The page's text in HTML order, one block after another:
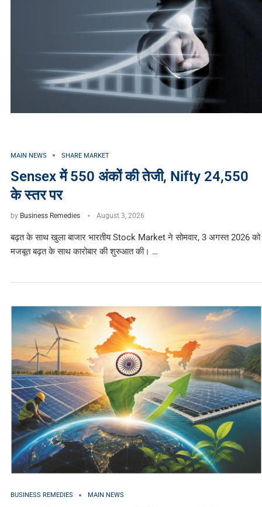
MAIN NEWS SHARE MARKET
Sensex में 550 अंकों की तेजी, Nifty 24,550
के स्तर पर
by Business Remedies August 3, 2026
बढ़त के साथ खुला बाजार भारतीय Stock Market ने सोमवार, 3 अगस्त 2026 को
मजबूत बढ़त के साथ कारोबार की शुरुआत की। …
BUSINESS REMEDIES MAIN NEWS